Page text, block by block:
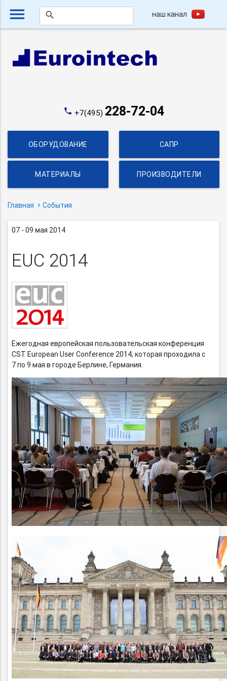
menu search наш канал
phone +7(495) 228-72-04
ОБОРУДОВАНИЕ САПР
МАТЕРИАЛЫ ПРОИЗВОДИТЕЛИ
Главная События
07 - 09 мая 2014
EUC 2014
Ежегодная европейская пользовательская конференция
CST European User Conference 2014, которая проходила с
7 по 9 мая в городе Берлине, Германия.